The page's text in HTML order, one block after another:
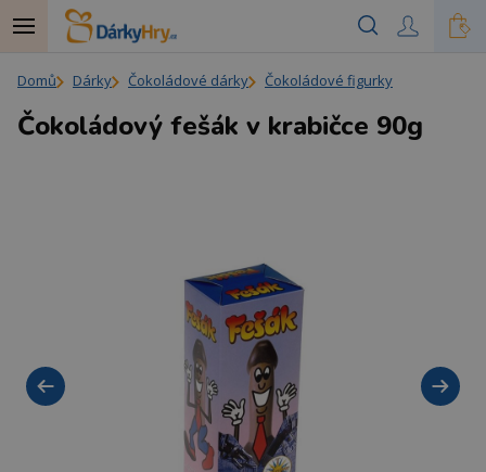
Domů Dárky Čokoládové dárky Čokoládové figurky
Čokoládový fešák v krabičce 90g